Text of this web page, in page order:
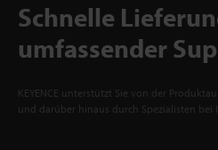
Schnelle
umfassender
KEYENCE unterstützt Sie von der
und darüber hinaus durch Spezialisten bei